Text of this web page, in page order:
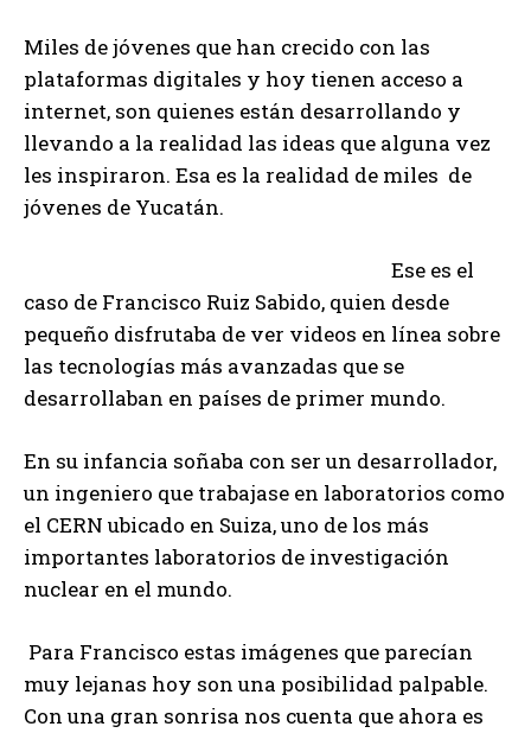
Miles de jóvenes que han crecido con las
plataformas digitales y hoy tienen acceso a
internet, son quienes están desarrollando y
llevando a la realidad las ideas que alguna vez
les inspiraron. Esa es la realidad de miles de
jóvenes de Yucatán.
Ese es el
caso de Francisco Ruiz Sabido, quien desde
pequeño disfrutaba de ver videos en línea sobre
las tecnologías más avanzadas que se
desarrollaban en países de primer mundo.
En su infancia soñaba con ser un desarrollador,
un ingeniero que trabajase en laboratorios como
el CERN ubicado en Suiza, uno de los más
importantes laboratorios de investigación
nuclear en el mundo.
Para Francisco estas imágenes que parecían
muy lejanas hoy son una posibilidad palpable.
Con una gran sonrisa nos cuenta que ahora es